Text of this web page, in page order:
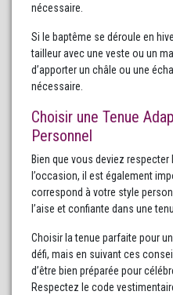
nécessaire.
Si le baptême se déroule en
tailleur avec une veste ou un
d’apporter un châle ou une
nécessaire.
Choisir une Tenue
Personnel
Bien que vous deviez
l’occasion, il est également
correspond à votre style
l’aise et confiante dans une
Choisir la tenue parfaite pour
défi, mais en suivant ces
d’être bien préparée pour
Respectez le code